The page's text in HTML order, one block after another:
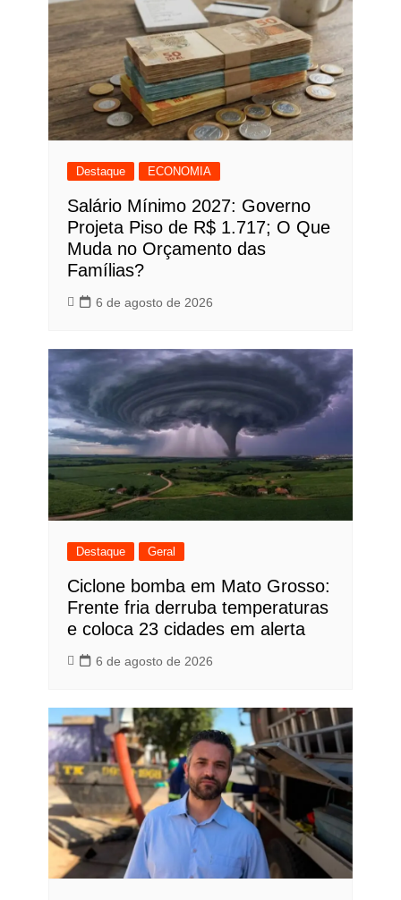
Destaque ECONOMIA
Salário Mínimo 2027: Governo
Projeta Piso de R$ 1.717; O Que
Muda no Orçamento das
Famílias?
6 de agosto de 2026
Destaque Geral
Ciclone bomba em Mato Grosso:
Frente fria derruba temperaturas
e coloca 23 cidades em alerta
6 de agosto de 2026